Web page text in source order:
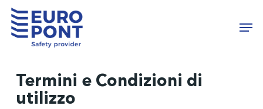
Skip
Termini e Condizioni di
utilizzo